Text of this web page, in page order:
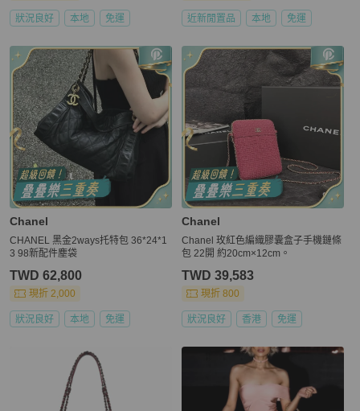
狀況良好 本地 免運 近新閒置品 本地 免運
Chanel
CHANEL 黑金2ways托特包 36*24*1
3 98新配件塵袋
TWD 62,800
現折 2,000
狀況良好 本地 免運
Chanel
Chanel 玫紅色編織膠囊盒子手機鏈條
包 22開 約20cm×12cm。
TWD 39,583
現折 800
狀況良好 香港 免運